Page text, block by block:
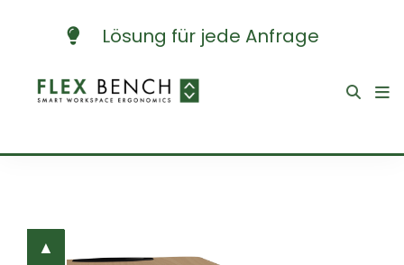
Lösung für jede Anfrage
▲
▲
▲
▲
▲